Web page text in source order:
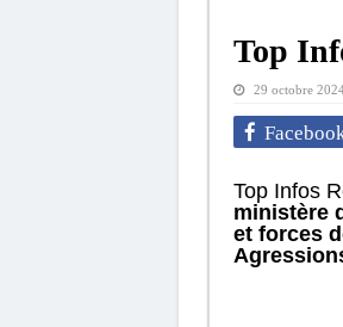
Top
29 octobre
Top Infos
ministère
et forces